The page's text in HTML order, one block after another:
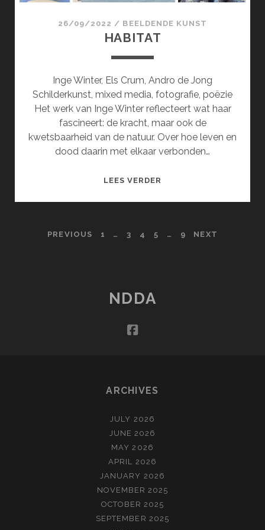
26/09/2022 / BEELDENDE KUNST
HABITAT
Inge Winter, Els Crum, Andro de Jong
Schilderkunst, mixed media, fotografie, poëzie
Het werk van Inge Winter reflecteert wat haar
fascineert: de kracht, maar ook de
kwetsbaarheid van de natuur. Over hoe leven en
dood daarin met elkaar verbonden…
LEES VERDER
POSTS
PREVIOUS 1 … 3 4 5 … 9 NEXT
NDDA
facebook
ARCHIVES
JULY 2026
JUNE 2026
MAY 2026
APRIL 2026
JANUARY 2026
NOVEMBER 2025
OCTOBER 2025
SEPTEMBER 2025